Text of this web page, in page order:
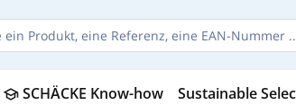
schoolSCHÄCKE Know-how Sustainable